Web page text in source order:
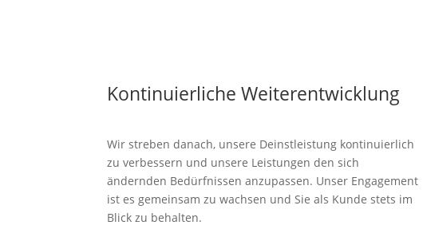
Kontinuierliche Weiterentwicklung
Wir streben danach, unsere Deinstleistung kontinuierlich
zu verbessern und unsere Leistungen den sich
ändernden Bedürfnissen anzupassen. Unser Engagement
ist es gemeinsam zu wachsen und Sie als Kunde stets im
Blick zu behalten.